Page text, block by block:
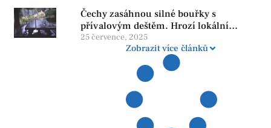
reformy
Čechy zasáhnou silné bouřky s
přívalovým deštěm. Hrozí lokální
zatopení
25 července, 2025
Zobrazit více článků